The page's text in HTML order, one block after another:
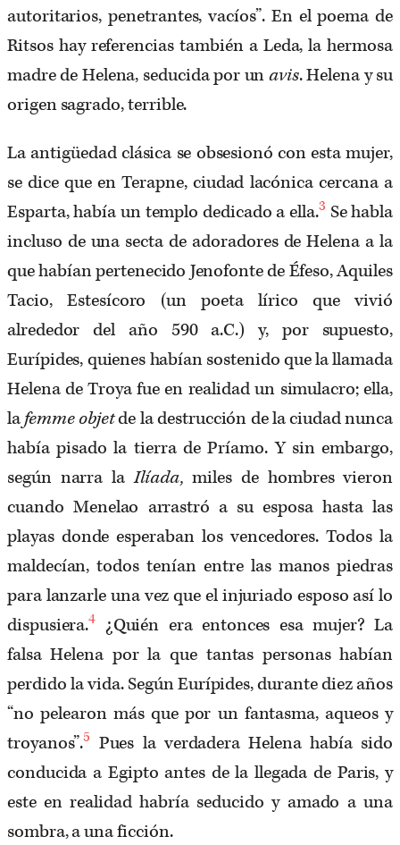
autoritarios, penetrantes, vacíos”. En el poema de
Ritsos hay referencias también a Leda, la hermosa
madre de Helena, seducida por unavis. Helena y su
origen sagrado, terrible.
La antigüedad clásica se obsesionó con esta mujer,
se dice que en Terapne, ciudad lacónica cercana a
Esparta, había un templo dedicado a ella.3 Se habla
incluso de una secta de adoradores de Helena a la
que habían pertenecido Jenofonte de Éfeso, Aquiles
Tacio, Estesícoro (un poeta lírico que vivió
alrededor del año 590 a.C.) y, por supuesto,
Eurípides, quienes habían sostenido que la llamada
Helena de Troya fue en realidad un simulacro; ella,
lafemme objetde la destrucción de la ciudad nunca
había pisado la tierra de Príamo. Y sin embargo,
según narra la Ilíada, miles de hombres vieron
cuando Menelao arrastró a su esposa hasta las
playas donde esperaban los vencedores. Todos la
maldecían, todos tenían entre las manos piedras
para lanzarle una vez que el injuriado esposo así lo
dispusiera.4 ¿Quién era entonces esa mujer? La
falsa Helena por la que tantas personas habían
perdido la vida. Según Eurípides, durante diez años
“no pelearon más que por un fantasma, aqueos y
troyanos”.5 Pues la verdadera Helena había sido
conducida a Egipto antes de la llegada de Paris, y
este en realidad habría seducido y amado a una
sombra, a una ficción.